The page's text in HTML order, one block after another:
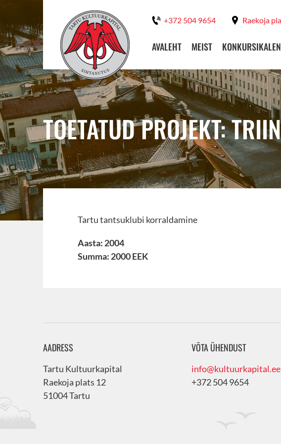
+372 504 9654 Raekoja
AVALEHT MEIST
TOETATUD PROJEKT:
Tartu tantsuklubi korraldamine
Aasta: 2004
Summa: 2000 EEK
AADRESS
Tartu Kultuurkapital
Raekoja plats 12
51004 Tartu
VÕTA ÜHENDUST
info@kultuurkapital.ee
+372 504 9654